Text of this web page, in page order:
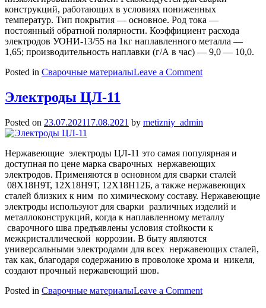
конструкций, работающих в условиях пониженных
температур. Тип покрытия — основное. Род тока —
постоянный обратной полярности. Коэффициент расхода
электродов УОНИ-13/55 на 1кг наплавленного металла —
1,65; производительность наплавки (г/А в час) — 9,0 — 10,0.
Posted in Сварочные материалыLeave a Commenton
Электроды ЦЛ-11
Posted on 23.07.202117.08.2021 by metizniy_admin
Нержавеющие электроды ЦЛ-11 это самая популярная и
доступная по цене марка сварочных нержавеющих
электродов. Применяются в основном для сварки сталей
08Х18Н9Т, 12Х18Н9Т, 12Х18Н12Б, а также нержавеющих
сталей близких к ним по химическому составу. Нержавеющие
электроды используют для сварки различных изделий и
металлоконструкций, когда к наплавленному металлу
сварочного шва предъявлены условия стойкости к
межкристаллической коррозии. В быту являются
универсальными электродами для всех нержавеющих сталей,
так как, благодаря содержанию в проволоке хрома и никеля,
создают прочный нержавеющий шов.
Posted in Сварочные материалыLeave a Commenton